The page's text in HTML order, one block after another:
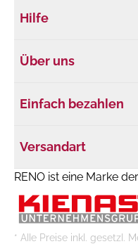
Hilfe
Über uns
Einfach bezahlen
Versandart
RENO ist eine Marke
* Alle Preise inkl. gesetzl.